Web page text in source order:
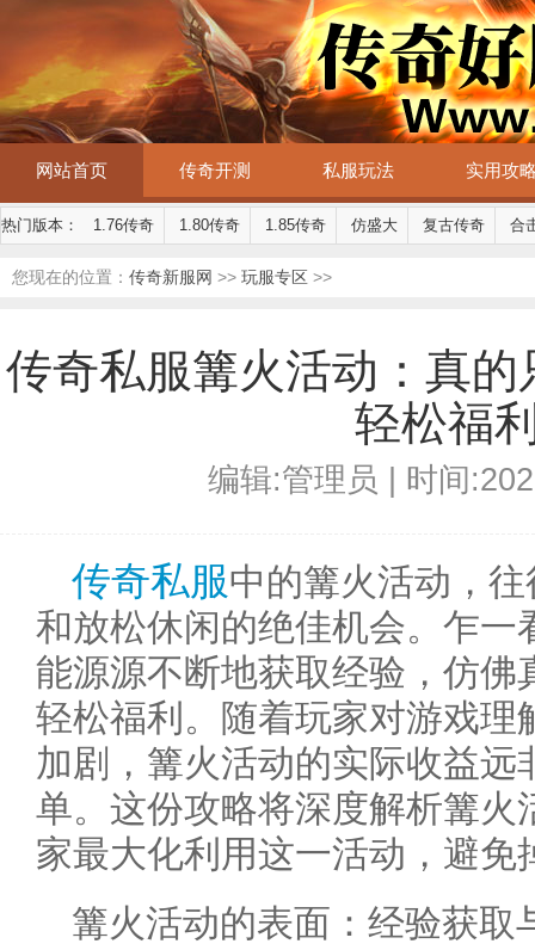
网站首页 传奇开测 私服玩法 实用攻
热门版本： 1.76传奇 1.80传奇 1.85传奇 仿盛大 复古传奇 合
您现在的位置： 传奇新服网 >> 玩服专区 >>
传奇私服篝火活动：真
轻松福
编辑:管理员 | 时间
传奇私服中的篝火活动，
和放松休闲的绝佳机会。乍一
能源源不断地获取经验，仿佛
轻松福利。随着玩家对游戏理
加剧，篝火活动的实际收益远
单。这份攻略将深度解析篝火
家最大化利用这一活动，避免
篝火活动的表面：经验获取